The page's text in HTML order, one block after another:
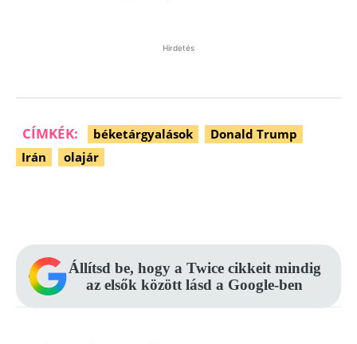
Hirdetés
CÍMKÉK: béketárgyalások
Donald Trump
Irán
olajár
Állítsd be, hogy a Twice cikkeit mindig
az elsők között lásd a Google-ben